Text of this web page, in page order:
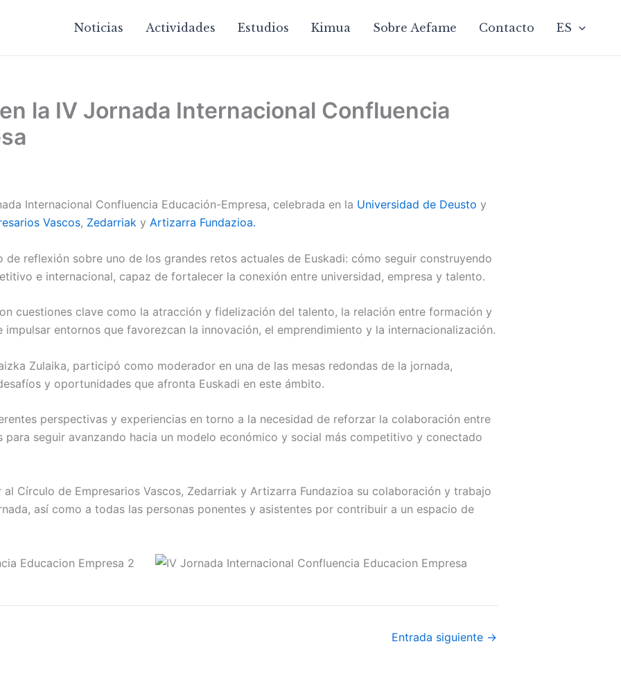
Noticias Actividades Estudios Kimua Sobre Aefame Contacto ES
la IV Jornada Internacional Confluencia
Internacional Confluencia Educación-Empresa, celebrada en la Universidad de Deusto y
Vascos, Zedarriak y Artizarra Fundazioa.
de reflexión sobre uno de los grandes retos actuales de Euskadi: cómo seguir construyendo
e internacional, capaz de fortalecer la conexión entre universidad, empresa y talento.
cuestiones clave como la atracción y fidelización del talento, la relación entre formación y
entornos que favorezcan la innovación, el emprendimiento y la internacionalización.
Zulaika, participó como moderador en una de las mesas redondas de la jornada,
y oportunidades que afronta Euskadi en este ámbito.
perspectivas y experiencias en torno a la necesidad de reforzar la colaboración entre
para seguir avanzando hacia un modelo económico y social más competitivo y conectado
Círculo de Empresarios Vascos, Zedarriak y Artizarra Fundazioa su colaboración y trabajo
así como a todas las personas ponentes y asistentes por contribuir a un espacio de
Entrada siguiente →